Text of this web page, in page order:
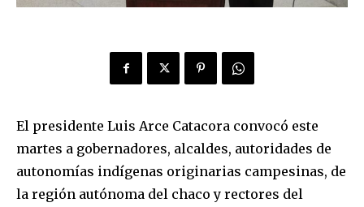
El presidente Luis Arce Catacora convocó este
martes a gobernadores, alcaldes, autoridades de
autonomías indígenas originarias campesinas, de
la región autónoma del chaco y rectores del